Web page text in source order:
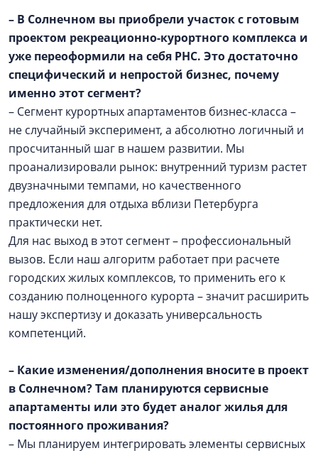
– В Солнечном вы приобрели участок с готовым
проектом рекреационно-курортного комплекса и
уже переоформили на себя РНС. Это достаточно
специфический и непростой бизнес, почему
именно этот сегмент?
– Сегмент курортных апартаментов бизнес-класса –
не случайный эксперимент, а абсолютно логичный и
просчитанный шаг в нашем развитии. Мы
проанализировали рынок: внутренний туризм растет
двузначными темпами, но качественного
предложения для отдыха вблизи Петербурга
практически нет.
Для нас выход в этот сегмент – профессиональный
вызов. Если наш алгоритм работает при расчете
городских жилых комплексов, то применить его к
созданию полноценного курорта – значит расширить
нашу экспертизу и доказать универсальность
компетенций.
– Какие изменения/дополнения вносите в проект
в Солнечном? Там планируются сервисные
апартаменты или это будет аналог жилья для
постоянного проживания?
– Мы планируем интегрировать элементы сервисных